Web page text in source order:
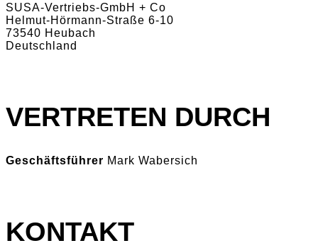
SUSA-Vertriebs-GmbH + Co
Helmut-Hörmann-Straße 6-10
73540 Heubach
Deutschland
VERTRETEN DURCH
Geschäftsführer Mark Wabersich
KONTAKT